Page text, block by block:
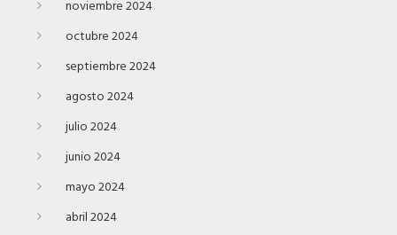
noviembre 2024
octubre 2024
septiembre 2024
agosto 2024
julio 2024
junio 2024
mayo 2024
abril 2024